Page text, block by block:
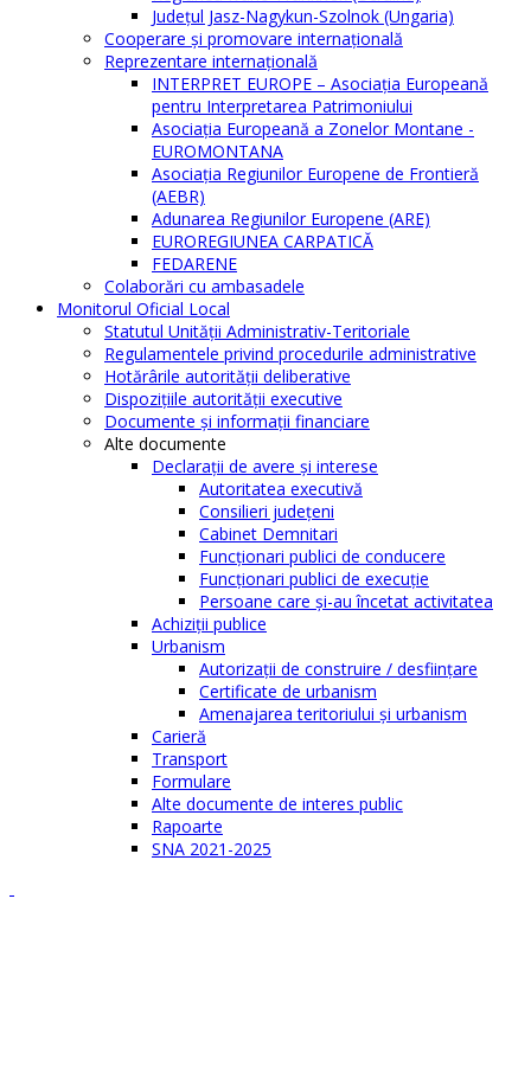
Judeţul Jasz-Nagykun-Szolnok (Ungaria)
Cooperare şi promovare internaţională
Reprezentare internaţională
INTERPRET EUROPE – Asociația Europeană
pentru Interpretarea Patrimoniului
Asociația Europeană a Zonelor Montane -
EUROMONTANA
Asociația Regiunilor Europene de Frontieră
(AEBR)
Adunarea Regiunilor Europene (ARE)
EUROREGIUNEA CARPATICĂ
FEDARENE
Colaborări cu ambasadele
Monitorul Oficial Local
Statutul Unităţii Administrativ-Teritoriale
Regulamentele privind procedurile administrative
Hotărârile autorităţii deliberative
Dispoziţiile autorităţii executive
Documente şi informaţii financiare
Alte documente
Declaraţii de avere şi interese
Autoritatea executivă
Consilieri judeţeni
Cabinet Demnitari
Funcţionari publici de conducere
Funcționari publici de execuție
Persoane care şi-au încetat activitatea
Achiziţii publice
Urbanism
Autorizații de construire / desființare
Certificate de urbanism
Amenajarea teritoriului şi urbanism
Carieră
Transport
Formulare
Alte documente de interes public
Rapoarte
SNA 2021-2025